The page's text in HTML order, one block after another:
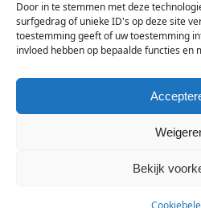
Door in te stemmen met deze
surfgedrag of unieke ID's op deze site
toestemming geeft of uw toestemming
invloed hebben op bepaalde functies en
Bekijk
je
e-
mailadres
in
Sign